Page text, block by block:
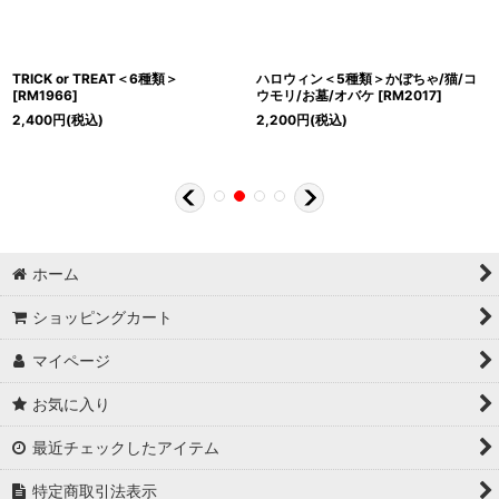
TRICK or TREAT＜6種類＞
[RM1966]
2,400円(税込)
ハロウィン＜5種類＞かぼちゃ/猫/コ
ウモリ/お墓/オバケ [RM2017]
2,200円(税込)
ホーム
ショッピングカート
マイページ
お気に入り
最近チェックしたアイテム
特定商取引法表示